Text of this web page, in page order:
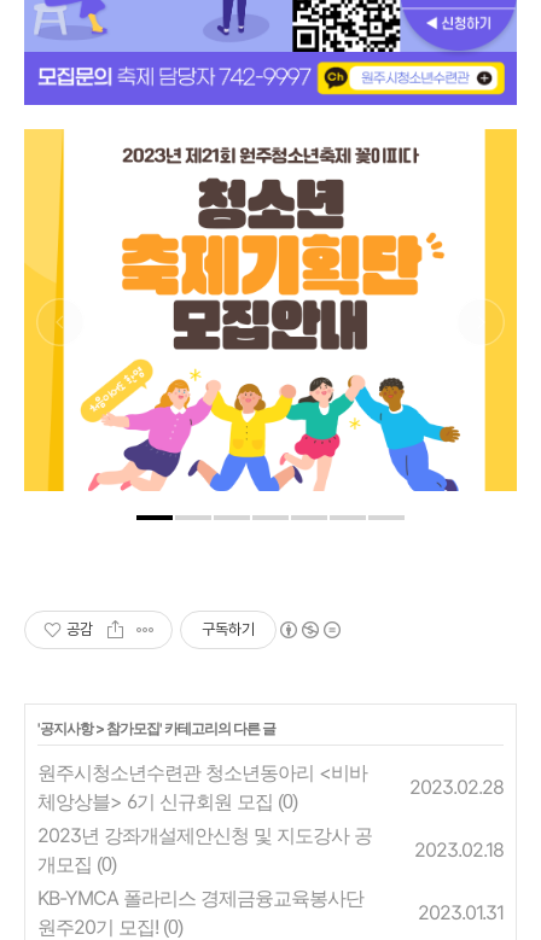
공감 구독하기
'공지사항> 참가모집' 카테고리의 다른 글
원주시청소년수련관 청소년동아리 <비바
체앙상블> 6기 신규회원 모집 (0)
2023.02.28
2023년 강좌개설제안신청 및 지도강사 공
개모집 (0)
2023.02.18
KB-YMCA 폴라리스 경제금융교육봉사단
원주20기 모집! (0)
2023.01.31